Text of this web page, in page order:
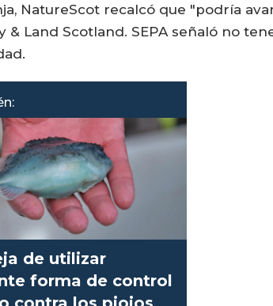
NatureScot recalcó que "podría
Land Scotland. SEPA señaló no
de utilizar
forma de control